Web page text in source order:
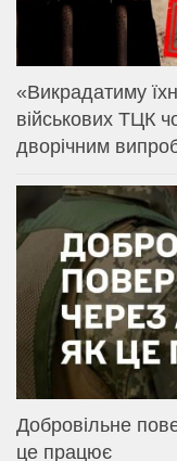
«Викрадатиму
військових ТЦК
дворічним
Добровільне
це працює